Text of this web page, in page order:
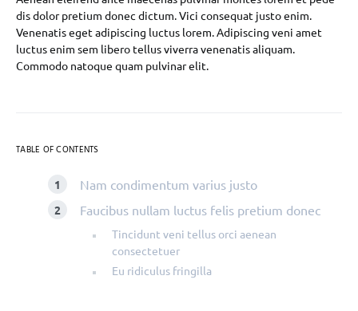
dis dolor pretium donec dictum. Vici consequat justo enim.
Venenatis eget adipiscing luctus lorem. Adipiscing veni amet
luctus enim sem libero tellus viverra venenatis aliquam.
Commodo natoque quam pulvinar elit.
TABLE OF CONTENTS
Nam condimentum varius justo
Faucibus nullam luctus felis pretium donec
Tincidunt veni tellus orci aenean
consectetuer
Eu ridiculus fringilla